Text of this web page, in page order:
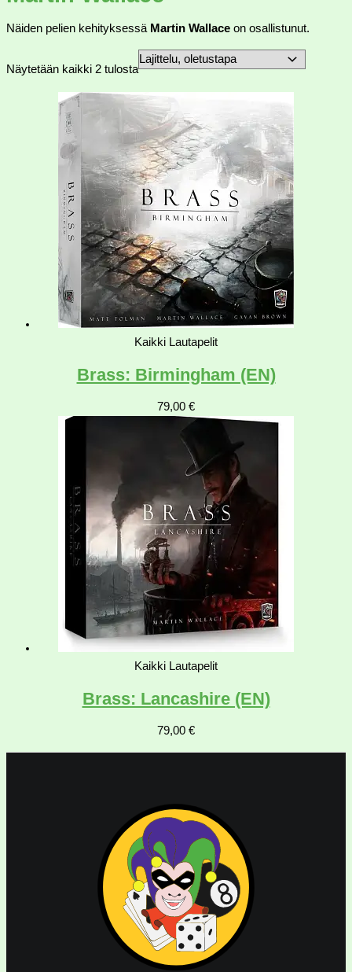
Näiden pelien kehityksessä Martin Wallace on osallistunut.
Näytetään kaikki 2 tulosta
Kaikki Lautapelit
Brass: Birmingham (EN)
79,00 €
Kaikki Lautapelit
Brass: Lancashire (EN)
79,00 €